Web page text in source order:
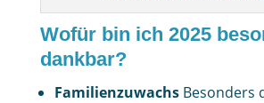
Wofür bin ich 2025
dankbar?
FamilienzuwachsBesonders